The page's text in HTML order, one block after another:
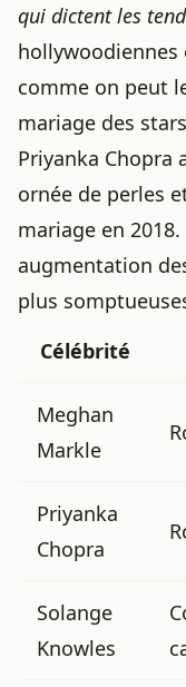
qui dictent les
comme on peut
mariage des stars
Priyanka Chopra
ornée de perles
mariage en
augmentation
plus
Célébrité
Meghan
Markle
Priyanka
Chopra
Solange
Knowles